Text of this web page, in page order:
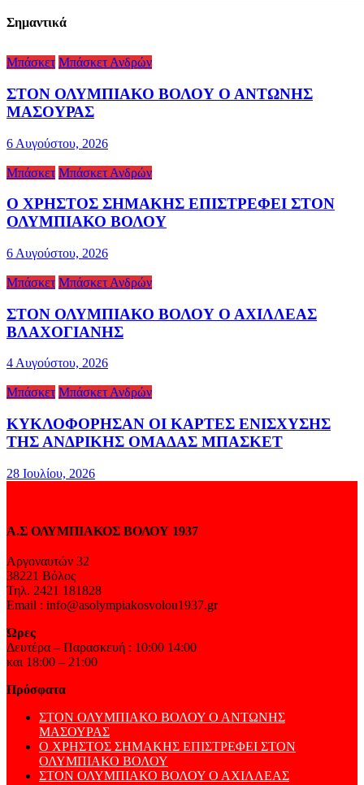
Σημαντικά
Μπάσκετ Μπάσκετ Ανδρών
ΣΤΟΝ ΟΛΥΜΠΙΑΚΟ ΒΟΛΟΥ Ο ΑΝΤΩΝΗΣ
ΜΑΣΟΥΡΑΣ
6 Αυγούστου, 2026
Μπάσκετ Μπάσκετ Ανδρών
Ο ΧΡΗΣΤΟΣ ΣΗΜΑΚΗΣ ΕΠΙΣΤΡΕΦΕΙ ΣΤΟΝ
ΟΛΥΜΠΙΑΚΟ ΒΟΛΟΥ
6 Αυγούστου, 2026
Μπάσκετ Μπάσκετ Ανδρών
ΣΤΟΝ ΟΛΥΜΠΙΑΚΟ ΒΟΛΟΥ Ο ΑΧΙΛΛΕΑΣ
ΒΛΑΧΟΓΙΑΝΗΣ
4 Αυγούστου, 2026
Μπάσκετ Μπάσκετ Ανδρών
ΚΥΚΛΟΦΟΡΗΣΑΝ ΟΙ ΚΑΡΤΕΣ ΕΝΙΣΧΥΣΗΣ
ΤΗΣ ΑΝΔΡΙΚΗΣ ΟΜΑΔΑΣ ΜΠΑΣΚΕΤ
28 Ιουλίου, 2026
Α.Σ ΟΛΥΜΠΙΑΚΟΣ ΒΟΛΟΥ 1937
Αργοναυτών 32
38221 Βόλος
Τηλ. 2421 181828
Email : info@asolympiakosvolou1937.gr
Ώρες
Δευτέρα – Παρασκευή : 10:00 14:00
και 18:00 – 21:00
Πρόσφατα
ΣΤΟΝ ΟΛΥΜΠΙΑΚΟ ΒΟΛΟΥ Ο ΑΝΤΩΝΗΣ
ΜΑΣΟΥΡΑΣ
Ο ΧΡΗΣΤΟΣ ΣΗΜΑΚΗΣ ΕΠΙΣΤΡΕΦΕΙ ΣΤΟΝ
ΟΛΥΜΠΙΑΚΟ ΒΟΛΟΥ
ΣΤΟΝ ΟΛΥΜΠΙΑΚΟ ΒΟΛΟΥ Ο ΑΧΙΛΛΕΑΣ